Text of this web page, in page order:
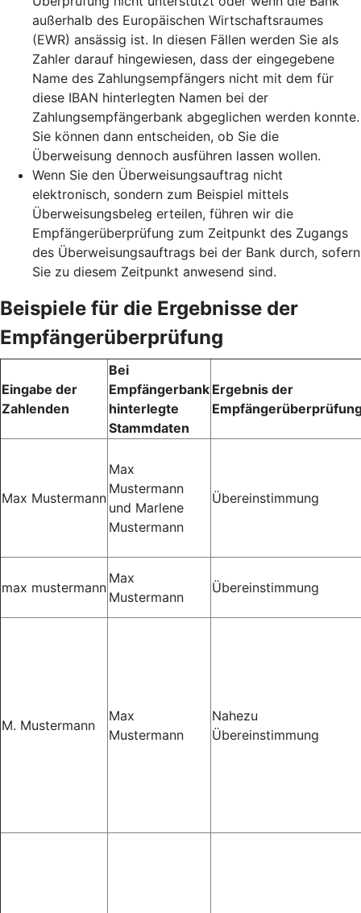
außerhalb des Europäischen Wirtschaftsraumes
(EWR) ansässig ist. In diesen Fällen werden Sie als
Zahler darauf hingewiesen, dass der eingegebene
Name des Zahlungsempfängers nicht mit dem für
diese IBAN hinterlegten Namen bei der
Zahlungsempfängerbank abgeglichen werden konnte.
Sie können dann entscheiden, ob Sie die
Überweisung dennoch ausführen lassen wollen.
Wenn Sie den Überweisungsauftrag nicht
elektronisch, sondern zum Beispiel mittels
Überweisungsbeleg erteilen, führen wir die
Empfängerüberprüfung zum Zeitpunkt des Zugangs
des Überweisungsauftrags bei der Bank durch, sofern
Sie zu diesem Zeitpunkt anwesend sind.
Beispiele für die Ergebnisse der
Empfängerüberprüfung
Eingabe der
Zahlenden
Bei
Empfängerbank
hinterlegte
Stammdaten
Ergebnis der
Max Mustermann
Max
Mustermann
und Marlene
Mustermann
Übereinstimmung
max mustermann
Max
Mustermann
Übereinstimmung
M. Mustermann
Max
Mustermann
Nahezu
Übereinstimmung